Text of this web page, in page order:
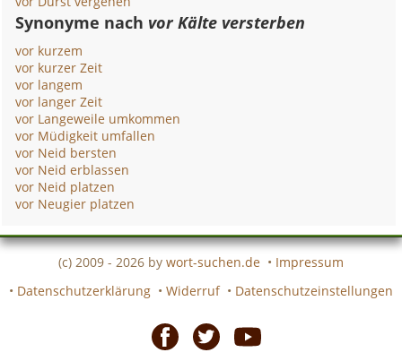
Synonyme nach vor Kälte versterben
vor kurzem
vor kurzer Zeit
vor langem
vor langer Zeit
vor Langeweile umkommen
vor Müdigkeit umfallen
vor Neid bersten
vor Neid erblassen
vor Neid platzen
vor Neugier platzen
(c) 2009 - 2026 by wort-suchen.de • Impressum
• Datenschutzerklärung • Widerruf • Datenschutzeinstellungen